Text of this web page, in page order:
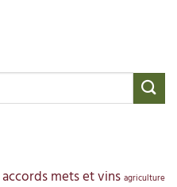
accords mets et vins agriculture